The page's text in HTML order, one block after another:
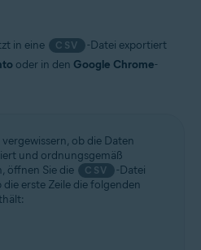
in eine CSV
-Datei exportiert
oder in den Google Chrome-
ob die Daten
und ordnungsgemäß
öffnen Sie die
CSV
-Datei
erste Zeile die folgenden